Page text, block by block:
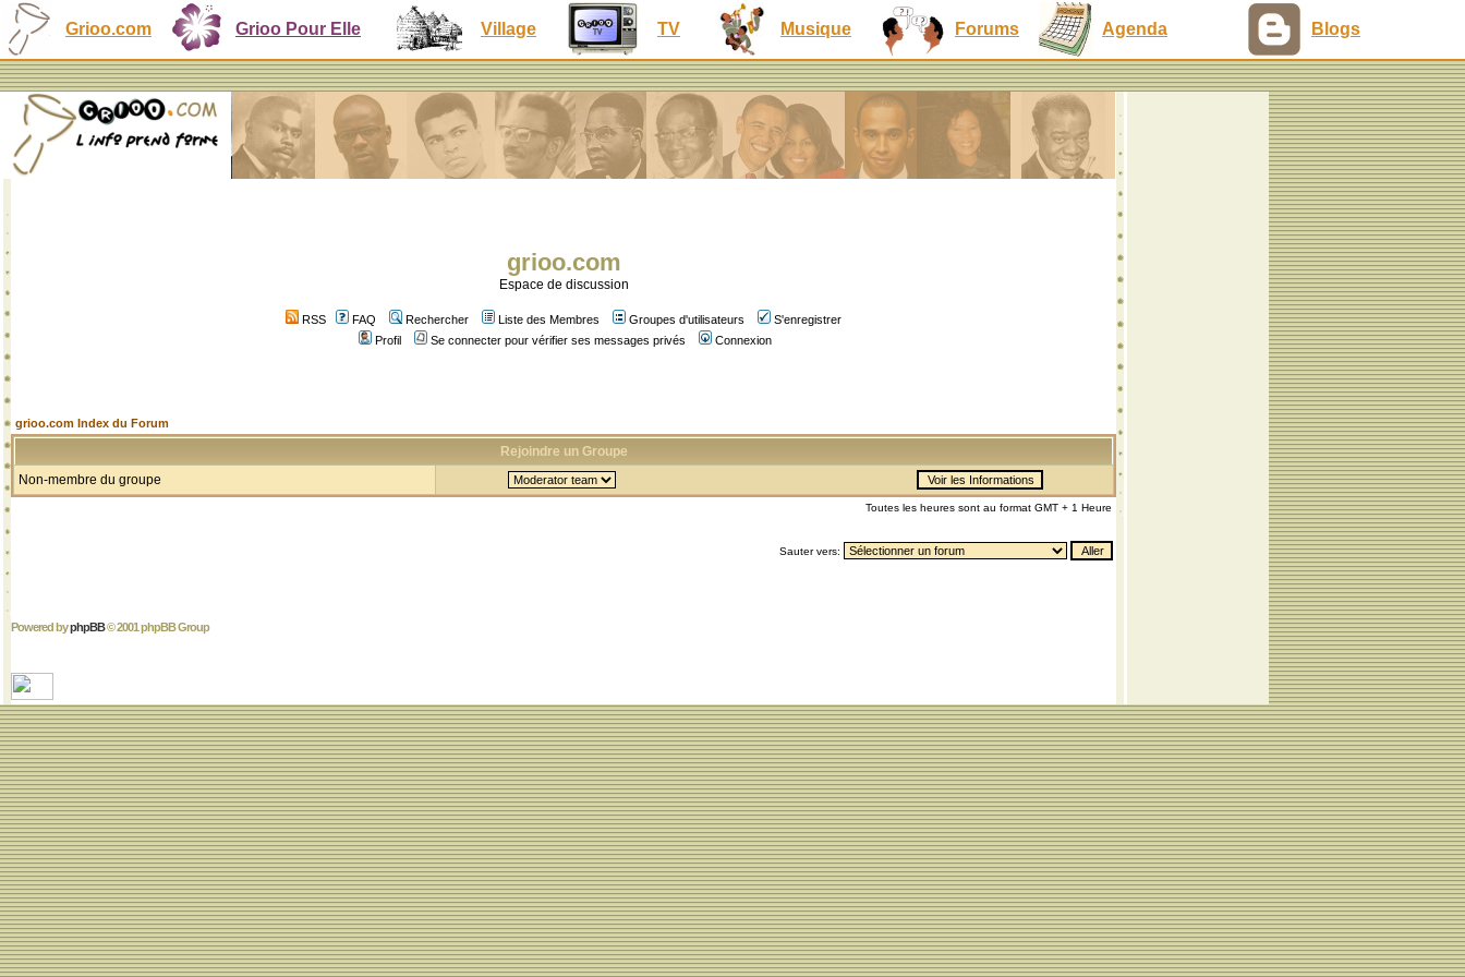
Grioo.com Grioo Pour Elle Village TV Musique Forums Agenda Blogs
grioo.com
Espace de discussion
RSS FAQ Rechercher Liste des Membres Groupes d'utilisateurs
S'enregistrer
Profil
Se connecter pour vérifier ses messages privés Connexion
grioo.com Index du Forum
Rejoindre un Groupe
Non-membre du groupe
Toutes les heures sont au format GMT + 1 Heure
Sauter vers:
Powered byphpBB© 2001 phpBB Group